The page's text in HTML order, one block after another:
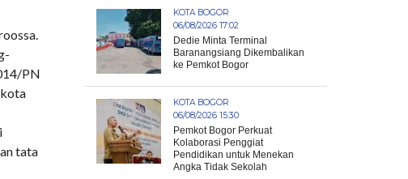
PN
tata
KOTA BOGOR
06/08/2026 17:02
Dedie Minta Terminal
Baranangsiang Dikembalikan
ke Pemkot Bogor
KOTA BOGOR
06/08/2026 15:30
Pemkot Bogor Perkuat
Kolaborasi Penggiat
Pendidikan untuk Menekan
Angka Tidak Sekolah